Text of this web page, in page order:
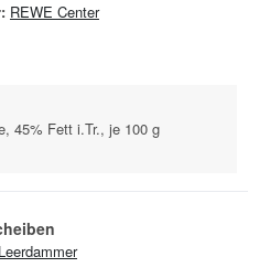
REWE Center
45% Fett i.Tr., je 100 g
Leerdammer